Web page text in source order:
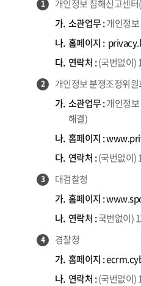
1
개인정보 침해신고센
가. 소관업무 :개인정
나. 홈페이지 :
다. 연락처 :(국번없이)
2
개인정보 분쟁조정위원
가. 소관업무 :개인정
해결)
나. 홈페이지 :
다. 연락처 :(국번없이)
3
대검찰청
가. 홈페이지 :
나. 연락처 :국번없이)
4
경찰청
가. 홈페이지 :
나. 연락처 :(국번없이)